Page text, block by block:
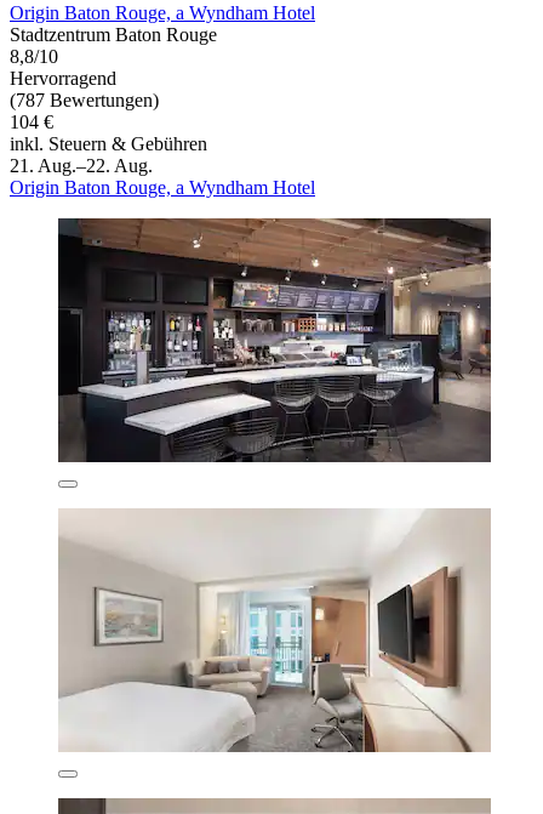
Origin Baton Rouge, a Wyndham Hotel
Stadtzentrum Baton Rouge
8,8/10
Hervorragend
(787 Bewertungen)
104 €
inkl. Steuern & Gebühren
21. Aug.–22. Aug.
Origin Baton Rouge, a Wyndham Hotel